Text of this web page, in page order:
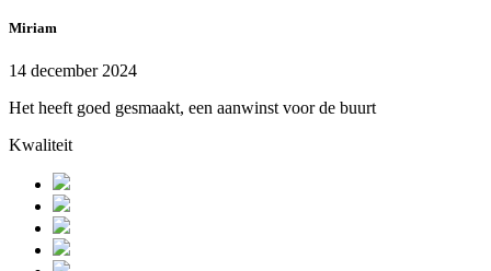
Miriam
14 december 2024
Het heeft goed gesmaakt, een aanwinst voor de buurt
Kwaliteit